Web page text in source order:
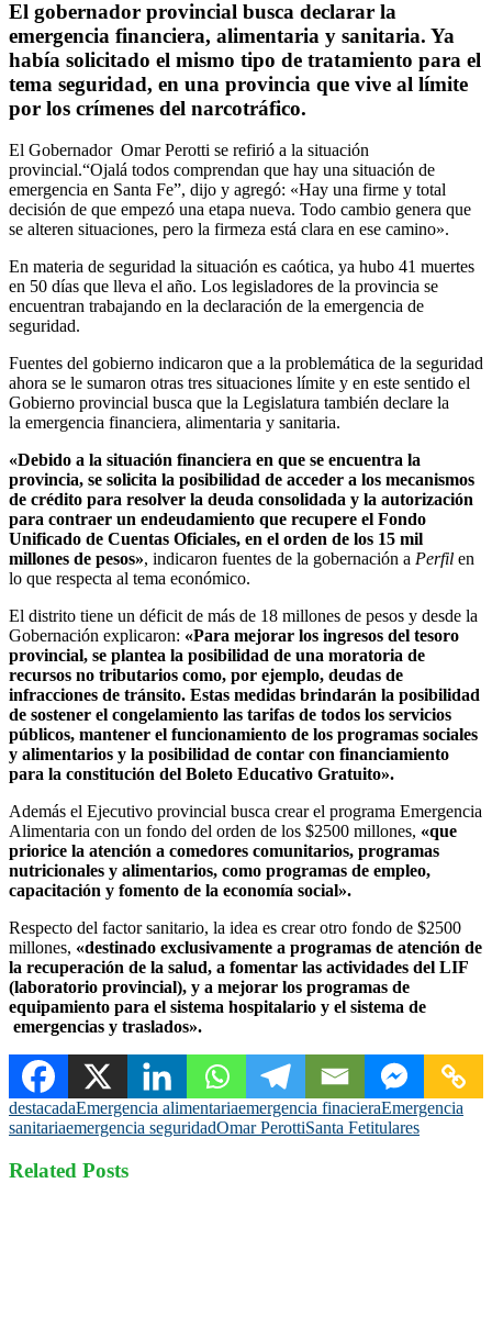
El gobernador provincial busca declarar la
emergencia financiera, alimentaria y sanitaria. Ya
había solicitado el mismo tipo de tratamiento para el
tema seguridad, en una provincia que vive al límite
por los crímenes del narcotráfico.
El Gobernador Omar Perotti se refirió a la situación
provincial.“Ojalá todos comprendan que hay una situación de
emergencia en Santa Fe”, dijo y agregó: «Hay una firme y total
decisión de que empezó una etapa nueva. Todo cambio genera que
se alteren situaciones, pero la firmeza está clara en ese camino».
En materia de seguridad la situación es caótica, ya hubo 41 muertes
en 50 días que lleva el año. Los legisladores de la provincia se
encuentran trabajando en la declaración de la emergencia de
seguridad.
Fuentes del gobierno indicaron que a la problemática de la seguridad
ahora se le sumaron otras tres situaciones límite y en este sentido el
Gobierno provincial busca que la Legislatura también declare la
la emergencia financiera, alimentaria y sanitaria.
«Debido a la situación financiera en que se encuentra la
provincia, se solicita la posibilidad de acceder a los mecanismos
de crédito para resolver la deuda consolidada y la autorización
para contraer un endeudamiento que recupere el Fondo
Unificado de Cuentas Oficiales, en el orden de los 15 mil
millones de pesos», indicaron fuentes de la gobernación a Perfil en
lo que respecta al tema económico.
El distrito tiene un déficit de más de 18 millones de pesos y desde la
Gobernación explicaron: «Para mejorar los ingresos del tesoro
provincial, se plantea la posibilidad de una moratoria de
recursos no tributarios como, por ejemplo, deudas de
infracciones de tránsito. Estas medidas brindarán la posibilidad
de sostener el congelamiento las tarifas de todos los servicios
públicos, mantener el funcionamiento de los programas sociales
y alimentarios y la posibilidad de contar con financiamiento
para la constitución del Boleto Educativo Gratuito».
Además el Ejecutivo provincial busca crear el programa Emergencia
Alimentaria con un fondo del orden de los $2500 millones, «que
priorice la atención a comedores comunitarios, programas
nutricionales y alimentarios, como programas de empleo,
capacitación y fomento de la economía social».
Respecto del factor sanitario, la idea es crear otro fondo de $2500
millones, «destinado exclusivamente a programas de atención de
la recuperación de la salud, a fomentar las actividades del LIF
(laboratorio provincial), y a mejorar los programas de
equipamiento para el sistema hospitalario y el sistema de
emergencias y traslados».
destacadaEmergencia alimentariaemergencia finacieraEmergencia
sanitariaemergencia seguridadOmar PerottiSanta Fetitulares
Related Posts